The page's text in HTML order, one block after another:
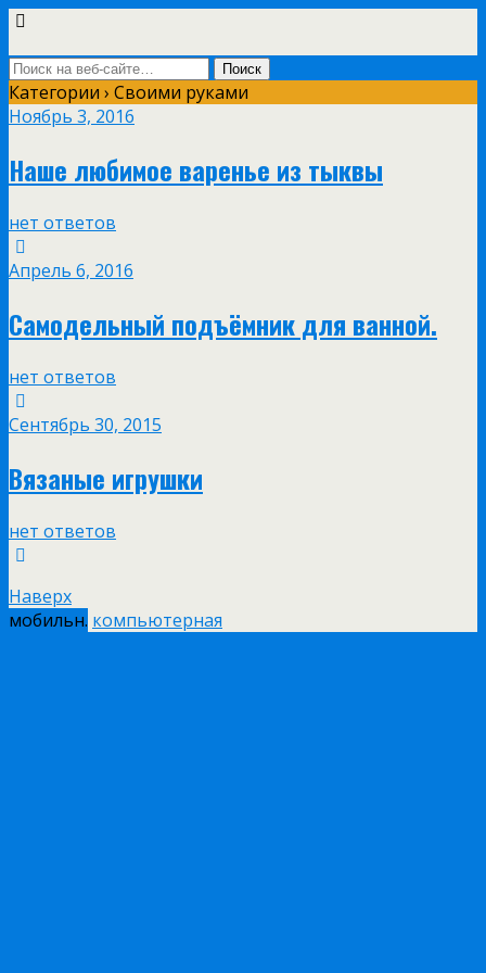
Категории › Своими руками
Ноябрь 3, 2016
Наше любимое варенье из тыквы
нет ответов
Апрель 6, 2016
Самодельный подъёмник для ванной.
нет ответов
Сентябрь 30, 2015
Вязаные игрушки
нет ответов
Наверх
мобильн. компьютерная